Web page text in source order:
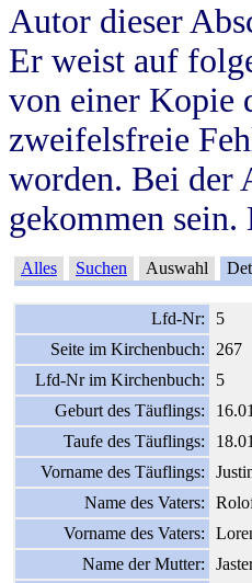
Autor dieser
Er weist auf
von einer Kopie
zweifelsfreie
worden. Bei der
gekommen
Alles Suchen Auswahl
Lfd-Nr:
5
Seite im Kirchenbuch:
267
Lfd-Nr im Kirchenbuch:
5
Geburt des Täuflings:
Taufe des Täuflings:
Vorname des Täuflings:
Name des Vaters:
Vorname des Vaters:
Name der Mutter: